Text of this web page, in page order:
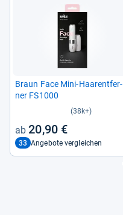
Braun Face Mini-​Haa­rent­fer­
ner FS1000
(38k+)
20,90 €
33 Angebote vergleichen